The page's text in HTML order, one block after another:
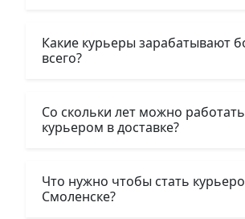
Какие курьеры зарабатывают
всего?
Со скольки лет можно работать
курьером в доставке?
Что нужно чтобы стать
Смоленске?